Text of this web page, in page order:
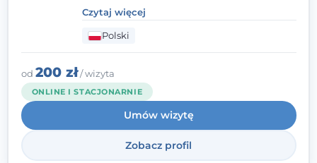
Pracuję w nurcie terapii trzeciej fali, łącząc
metody o potwierdzonej skuteczności.
Towarzyszę młodzieży, dorosłym i parom w
radzeniu sobie z bolesnymi
doświadczeniami tak, by mogli żyć pełniej.
Czytaj więcej
Polski
od 200 zł/ wizyta
ONLINE I STACJONARNIE
Umów wizytę
Zobacz profil